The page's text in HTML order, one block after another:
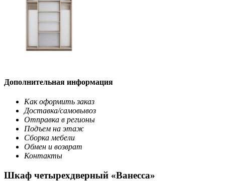
Дополнительная информация
Как оформить заказ
Доставка/самовывоз
Отправка в регионы
Подъем на этаж
Сборка мебели
Обмен и возврат
Контакты
Шкаф четырехдверный «Ванесса»